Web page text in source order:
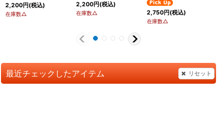
2,200円(税込)
在庫数△
2,200円(税込)
在庫数△ 2,750円(税込)
在庫数△
最近チェックしたアイテム リセット